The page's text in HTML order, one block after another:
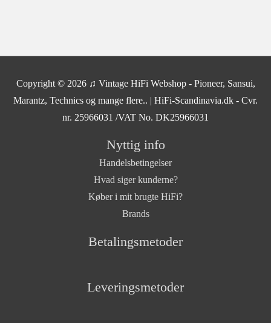
Copyright © 2026 ♫ Vintage HiFi Webshop - Pioneer, Sansui,
Marantz, Technics og mange flere.. | HiFi-Scandinavia.dk - Cvr.
nr. 25966031 /VAT No. DK25966031
Nyttig info
Handelsbetingelser
Hvad siger kunderne?
Køber i mit brugte HiFi?
Brands
Betalingsmetoder
Leveringsmetoder